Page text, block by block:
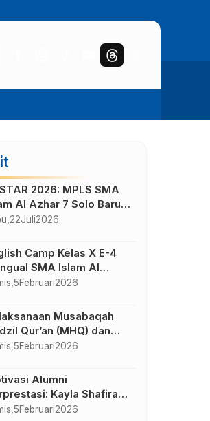
2026: MPLS SMA
Al Azhar 7 Solo Baru
Sukses,
Didik yang
22Juli2026
Camp Kelas X E-4
SMA Islam Al
7 di Desa Wisata
5Februari2026
Musabaqah
Qur’an (MHQ) dan
PHBI Isra Mi’raj SMA
5Februari2026
Alumni
Kayla Shafira
Tembus NUS
5Februari2026